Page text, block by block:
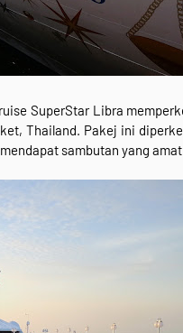
SuperStar Libra
Thailand. Pakej ini
sambutan yang